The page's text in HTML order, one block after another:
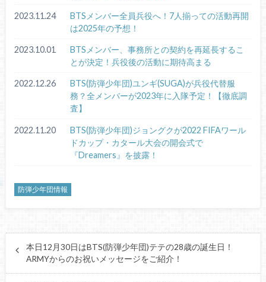
2023.11.24
BTSメンバー全員兵役へ！7人揃っての活動再開
は2025年の予想！
2023.10.01
BTSメンバー、事務所との契約を再延長するこ
とが決定！兵役後の活動に期待高まる
2022.12.26
BTS(防弾少年団)ユンギ(SUGA)が兵役代替服
務？全メンバーが2023年に入隊予定！【徹底調
査】
2022.11.20
BTS(防弾少年団)ジョングクが2022 FIFAワール
ドカップ・カタール大会の開会式で
『Dreamers』を披露！
防弾少年団情報
本日12月30日はBTS(防弾少年団)テテの28歳の誕生日！
ARMYからのお祝いメッセージをご紹介！